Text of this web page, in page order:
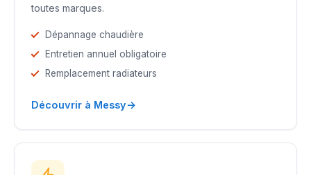
toutes marques.
Dépannage chaudière
Entretien annuel obligatoire
Remplacement radiateurs
Découvrir à Messy→